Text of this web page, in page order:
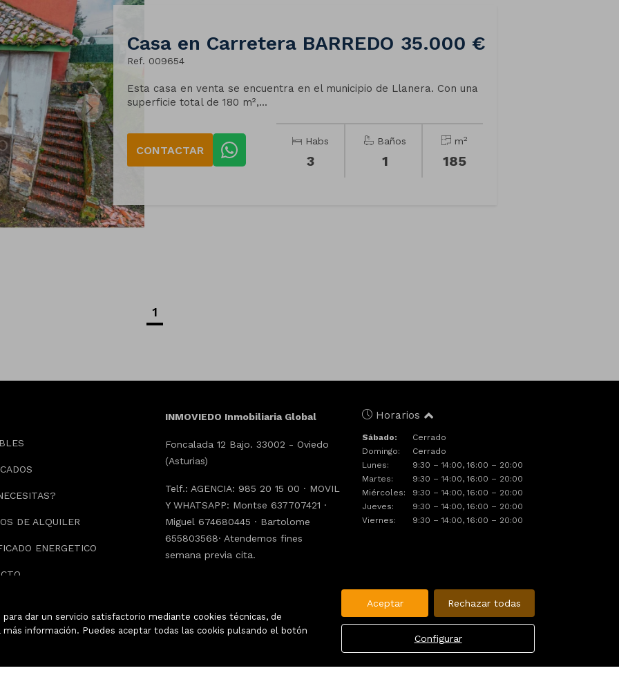
dar un servicio satisfactorio mediante cookies técnicas, de
más información. Puedes aceptar todas las cookis pulsando el botón
Aceptar Rechazar todas
Configurar
Casa en Carretera BARREDO
Ref. 009654
35.000 €
Esta casa en venta se encuentra en el municipio de Llanera. Con una
superficie total de 180 m²,...
CONTACTAR
Habs
3
Baños
1
m2
185
1
DE ALQUILER
ENERGETICO
INMOVIEDO Inmobiliaria Global
Foncalada 12 Bajo. 33002 - Oviedo
(Asturias)
Telf.: AGENCIA: 985 20 15 00 · MOVIL
Y WHATSAPP: Montse 637707421 ·
Miguel 674680445 · Bartolome
655803568· Atendemos fines
semana previa cita.
Horarios
Sábado:
Cerrado
Domingo:
Cerrado
Lunes:
9:30 – 14:00, 16:00 – 20:00
Martes:
9:30 – 14:00, 16:00 – 20:00
Miércoles:
9:30 – 14:00, 16:00 – 20:00
Jueves:
9:30 – 14:00, 16:00 – 20:00
Viernes:
9:30 – 14:00, 16:00 – 20:00